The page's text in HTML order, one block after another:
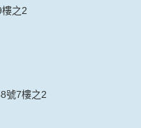
IP 位址、使用時間、使
在本網站內部所瀏覽的
否則本網站不會也無法
本網站網刊登廣告之廠
人的資料。對於您主動
結網站有其個別的私權
之2
號7樓之2